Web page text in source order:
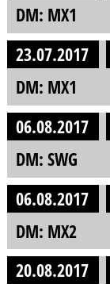
DM: MX1
23.07.2017
DM: MX1
06.08.2017
DM: SWG
06.08.2017
DM: MX2
20.08.2017